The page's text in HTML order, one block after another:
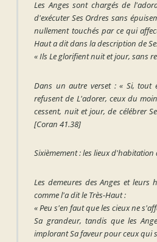
Les Anges sont chargés de
d'exécuter Ses Ordres sans
nullement touchés par ce qui
Haut a dit dans la description de
« Ils Le glorifient nuit et jour, sans
Dans un autre verset :« Si, tout
refusent de L'adorer, ceux du
cessent, nuit et jour, de célébrer
[Coran 41.38]
Sixièmement : les lieux d'habitation
Les demeures des Anges et leurs
comme l'a dit le Très-Haut :
« Peu s'en faut que les cieux ne
Sa grandeur, tandis que les
implorant Sa faveur pour ceux qui